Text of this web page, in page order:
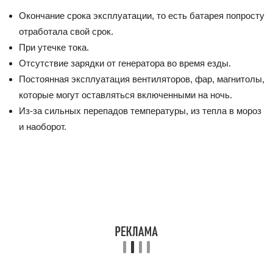
Окончание срока эксплуатации, то есть батарея попросту
отработала свой срок.
При утечке тока.
Отсутствие зарядки от генератора во время езды.
Постоянная эксплуатация вентиляторов, фар, магнитолы,
которые могут оставляться включенными на ночь.
Из-за сильных перепадов температуры, из тепла в мороз
и наоборот.